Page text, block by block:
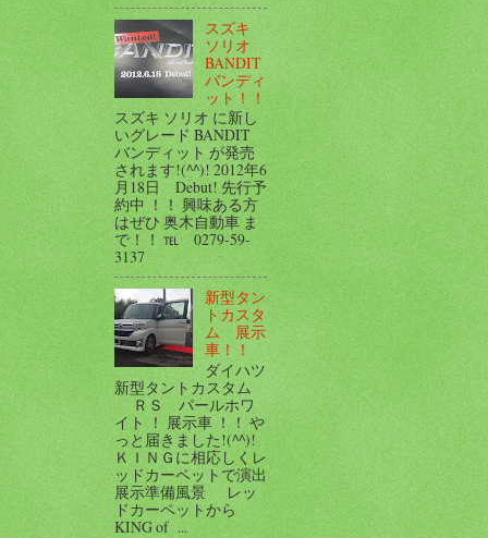
スズキ
ソリオ
BANDIT
バンディ
ット！！
スズキ ソリオ に新し
いグレード BANDIT
バンディット が発売
されます!(^^)! 2012年6
月18日 Debut! 先行予
約中 ！！ 興味ある方
はぜひ 奥木自動車 ま
で！！ ℡ 0279-59-
3137
新型タン
トカスタ
ム 展示
車！！
ダイハツ
新型タントカスタム
ＲＳ パールホワ
イト ！ 展示車 ！！ や
っと届きました!(^^)!
ＫＩＮＧに相応しくレ
ッドカーペットで演出
展示準備風景 レッ
ドカーペットから
KING of ...